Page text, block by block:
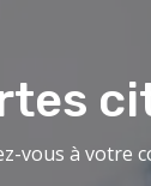
vous à votre